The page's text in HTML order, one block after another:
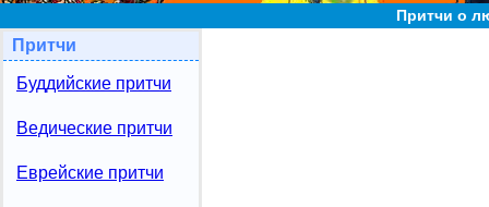
Притчи о
Притчи
Буддийские притчи
Ведические притчи
Еврейские притчи